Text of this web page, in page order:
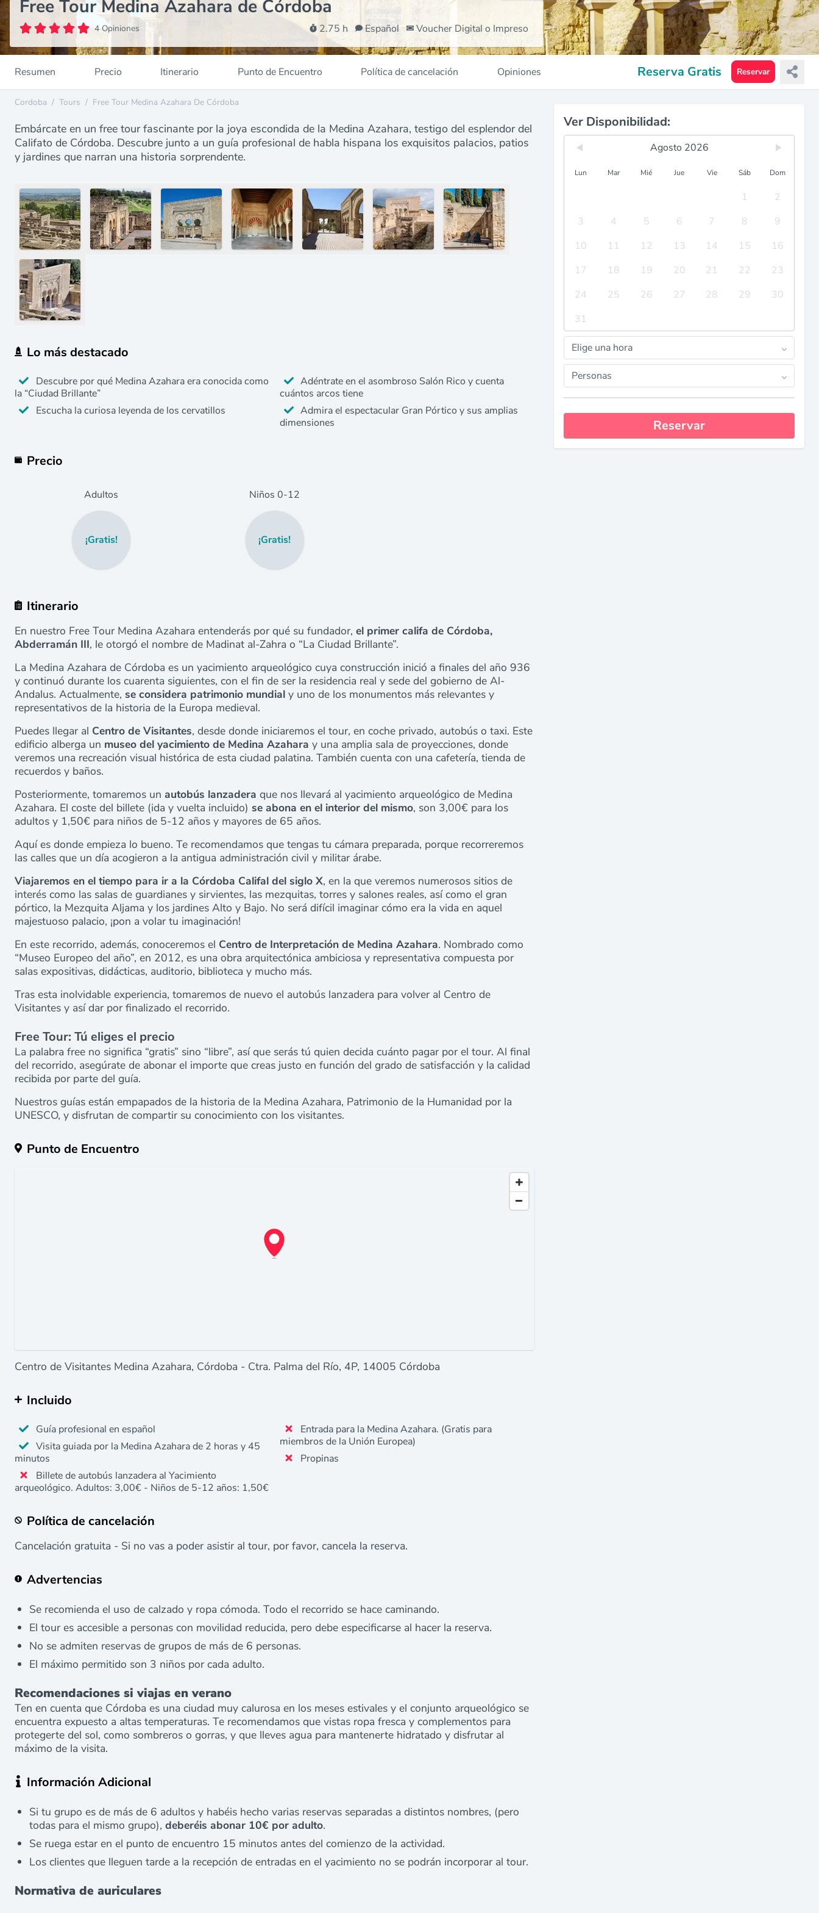
Free Tour Medina Azahara de Córdoba
4 Opiniones 2.75 h Español Voucher Digital o Impreso
Resumen Precio Itinerario Punto de Encuentro Política de cancelación Opiniones Reserva Gratis Reservar
Cordoba / Tours / Free Tour Medina Azahara De Córdoba
Embárcate en un free tour fascinante por la joya escondida de la Medina Azahara, testigo del esplendor del
Califato de Córdoba. Descubre junto a un guía profesional de habla hispana los exquisitos palacios, patios
y jardines que narran una historia sorprendente.
Lo más destacado
Descubre por qué Medina Azahara era conocida como
la “Ciudad Brillante”
Escucha la curiosa leyenda de los cervatillos
Adéntrate en el asombroso Salón Rico y cuenta
cuántos arcos tiene
Admira el espectacular Gran Pórtico y sus amplias
dimensiones
Precio
Adultos
¡Gratis!
Niños 0-12
¡Gratis!
Itinerario
En nuestro Free Tour Medina Azahara entenderás por qué su fundador, el primer califa de Córdoba,
Abderramán III, le otorgó el nombre de Madinat al-Zahra o “La Ciudad Brillante”.
La Medina Azahara de Córdoba es un yacimiento arqueológico cuya construcción inició a finales del año 936
y continuó durante los cuarenta siguientes, con el fin de ser la residencia real y sede del gobierno de Al-
Andalus. Actualmente, se considera patrimonio mundial y uno de los monumentos más relevantes y
representativos de la historia de la Europa medieval.
Puedes llegar al Centro de Visitantes, desde donde iniciaremos el tour, en coche privado, autobús o taxi. Este
edificio alberga un museo del yacimiento de Medina Azahara y una amplia sala de proyecciones, donde
veremos una recreación visual histórica de esta ciudad palatina. También cuenta con una cafetería, tienda de
recuerdos y baños.
Posteriormente, tomaremos un autobús lanzadera que nos llevará al yacimiento arqueológico de Medina
Azahara. El coste del billete (ida y vuelta incluido) se abona en el interior del mismo, son 3,00€ para los
adultos y 1,50€ para niños de 5-12 años y mayores de 65 años.
Aquí es donde empieza lo bueno. Te recomendamos que tengas tu cámara preparada, porque recorreremos
las calles que un día acogieron a la antigua administración civil y militar árabe.
Viajaremos en el tiempo para ir a la Córdoba Califal del siglo X, en la que veremos numerosos sitios de
interés como las salas de guardianes y sirvientes, las mezquitas, torres y salones reales, así como el gran
pórtico, la Mezquita Aljama y los jardines Alto y Bajo. No será difícil imaginar cómo era la vida en aquel
majestuoso palacio, ¡pon a volar tu imaginación!
En este recorrido, además, conoceremos el Centro de Interpretación de Medina Azahara. Nombrado como
“Museo Europeo del año”, en 2012, es una obra arquitectónica ambiciosa y representativa compuesta por
salas expositivas, didácticas, auditorio, biblioteca y mucho más.
Tras esta inolvidable experiencia, tomaremos de nuevo el autobús lanzadera para volver al Centro de
Visitantes y así dar por finalizado el recorrido.
Free Tour: Tú eliges el precio
La palabra free no significa “gratis” sino “libre”, así que serás tú quien decida cuánto pagar por el tour. Al final
del recorrido, asegúrate de abonar el importe que creas justo en función del grado de satisfacción y la calidad
recibida por parte del guía.
Nuestros guías están empapados de la historia de la Medina Azahara, Patrimonio de la Humanidad por la
UNESCO, y disfrutan de compartir su conocimiento con los visitantes.
Punto de Encuentro
Centro de Visitantes Medina Azahara, Córdoba - Ctra. Palma del Río, 4P, 14005 Córdoba
Incluido
Guía profesional en español
Visita guiada por la Medina Azahara de 2 horas y 45
minutos
Billete de autobús lanzadera al Yacimiento
arqueológico. Adultos: 3,00€ - Niños de 5-12 años: 1,50€
Entrada para la Medina Azahara. (Gratis para
miembros de la Unión Europea)
Propinas
Política de cancelación
Cancelación gratuita - Si no vas a poder asistir al tour, por favor, cancela la reserva.
Advertencias
Se recomienda el uso de calzado y ropa cómoda. Todo el recorrido se hace caminando.
El tour es accesible a personas con movilidad reducida, pero debe especificarse al hacer la reserva.
No se admiten reservas de grupos de más de 6 personas.
El máximo permitido son 3 niños por cada adulto.
Recomendaciones si viajas en verano
Ten en cuenta que Córdoba es una ciudad muy calurosa en los meses estivales y el conjunto arqueológico se
encuentra expuesto a altas temperaturas. Te recomendamos que vistas ropa fresca y complementos para
protegerte del sol, como sombreros o gorras, y que lleves agua para mantenerte hidratado y disfrutar al
máximo de la visita.
Información Adicional
Si tu grupo es de más de 6 adultos y habéis hecho varias reservas separadas a distintos nombres, (pero
todas para el mismo grupo), deberéis abonar 10€ por adulto.
Se ruega estar en el punto de encuentro 15 minutos antes del comienzo de la actividad.
Los clientes que lleguen tarde a la recepción de entradas en el yacimiento no se podrán incorporar al tour.
Normativa de auriculares
Ver Disponibilidad:
Agosto 2026
Lun Mar Mié Jue Vie Sáb Dom
1
2
3
4 5 6 7 8
9
10
11 12 13 14 15
16
17
18 19 20 21 22
23
24
25 26 27 28 29
30
31
Elige una hora
Personas
Reservar